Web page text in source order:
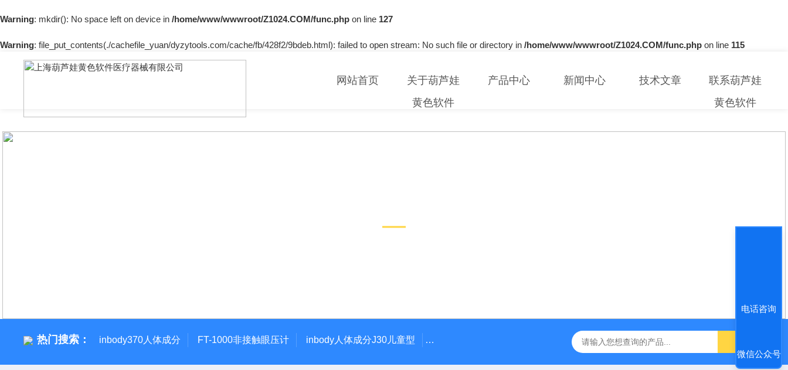
Warning: mkdir(): No space left on device in /home/www/wwwroot/Z1024.COM/func.php on line 127
Warning: file_put_contents(./cachefile_yuan/dyzytools.com/cache/fb/428f2/9bdeb.html): failed to open stream: No such file or directory in /home/www/wwwroot/Z1024.COM/func.php on line 115
网站首页
关于葫芦娃
黄色软件
产品中心 新闻中心 技术文章
联系葫芦娃
黄色软件
热门搜索： inbody370人体成分 FT-1000非接触眼压计 inbody人体成分J30儿童型 5900型美国DJO吞咽障碍神经和肌肉刺激理疗仪 飞利浦半自动体外除颤仪 FRX （
电话咨询
微信公众号